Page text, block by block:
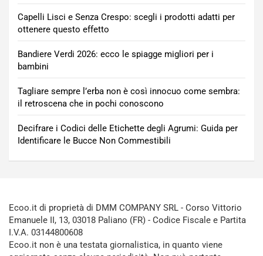
Capelli Lisci e Senza Crespo: scegli i prodotti adatti per
ottenere questo effetto
Bandiere Verdi 2026: ecco le spiagge migliori per i
bambini
Tagliare sempre l’erba non è così innocuo come sembra:
il retroscena che in pochi conoscono
Decifrare i Codici delle Etichette degli Agrumi: Guida per
Identificare le Bucce Non Commestibili
Ecoo.it di proprietà di DMM COMPANY SRL - Corso Vittorio
Emanuele II, 13, 03018 Paliano (FR) - Codice Fiscale e Partita
I.V.A. 03144800608
Ecoo.it non è una testata giornalistica, in quanto viene